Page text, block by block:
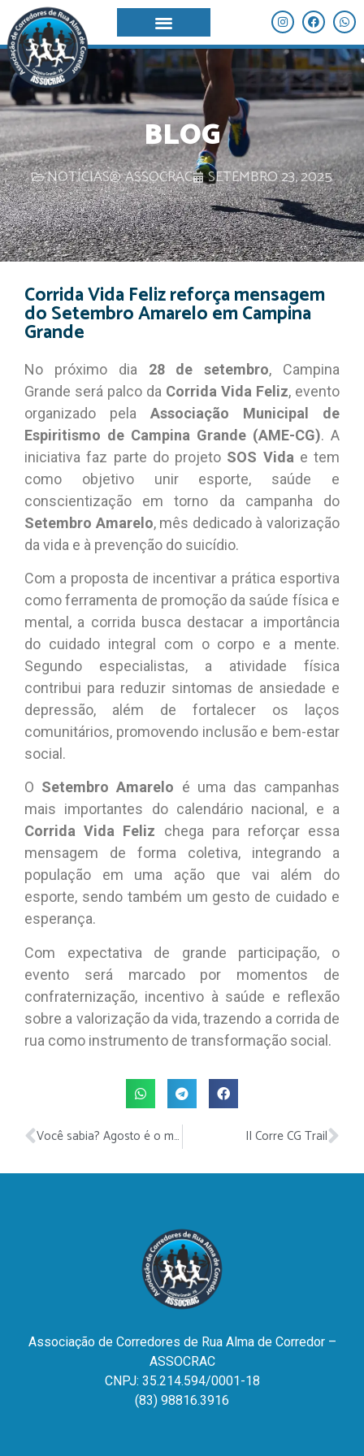
BLOG
NOTÍCIAS ASSOCRAC SETEMBRO 23, 2025
Corrida Vida Feliz reforça mensagem
do Setembro Amarelo em Campina
Grande
No próximo dia 28 de setembro, Campina
Grande será palco da Corrida Vida Feliz, evento
organizado pela Associação Municipal de
Espiritismo de Campina Grande (AME-CG). A
iniciativa faz parte do projeto SOS Vida e tem
como objetivo unir esporte, saúde e
conscientização em torno da campanha do
Setembro Amarelo, mês dedicado à valorização
da vida e à prevenção do suicídio.
Com a proposta de incentivar a prática esportiva
como ferramenta de promoção da saúde física e
mental, a corrida busca destacar a importância
do cuidado integral com o corpo e a mente.
Segundo especialistas, a atividade física
contribui para reduzir sintomas de ansiedade e
depressão, além de fortalecer os laços
comunitários, promovendo inclusão e bem-estar
social.
O Setembro Amarelo é uma das campanhas
mais importantes do calendário nacional, e a
Corrida Vida Feliz chega para reforçar essa
mensagem de forma coletiva, integrando a
população em uma ação que vai além do
esporte, sendo também um gesto de cuidado e
esperança.
Com expectativa de grande participação, o
evento será marcado por momentos de
confraternização, incentivo à saúde e reflexão
sobre a valorização da vida, trazendo a corrida de
rua como instrumento de transformação social.
Você sabia? Agosto é o mês estadual de estímulo à prática de corridas de rua na Paraíba II Corre CG Trail
Associação de Corredores de Rua Alma de Corredor –
ASSOCRAC
CNPJ: 35.214.594/0001-18
(83) 98816.3916